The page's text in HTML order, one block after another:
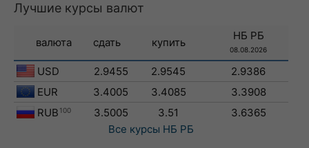
Лучшие курсы валют
валюта сдать купить
НБ РБ
08.08.2026
USD 2.9455 2.9545
2.9386
EUR
3.4005 3.4085
3.3908
RUB 100 3.5005 3.51
3.6365
Все курсы НБ РБ